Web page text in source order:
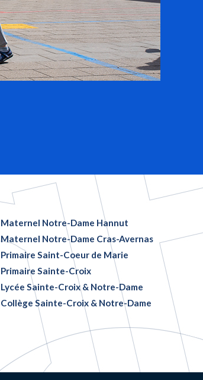
Maternel Notre-Dame Hannut
Maternel Notre-Dame Cras-Avernas
Primaire Saint-Coeur de Marie
Primaire Sainte-Croix
Lycée Sainte-Croix & Notre-Dame
Collège Sainte-Croix & Notre-Dame